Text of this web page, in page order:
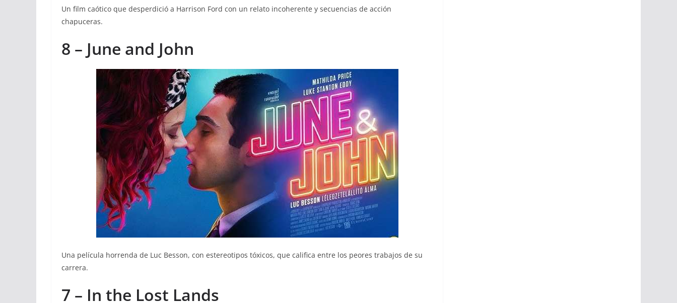
Un film caótico que desperdició a Harrison Ford con un relato incoherente y secuencias de acción
chapuceras.
8 – June and John
Una película horrenda de Luc Besson, con estereotipos tóxicos, que califica entre los peores trabajos de su
carrera.
7 – In the Lost Lands